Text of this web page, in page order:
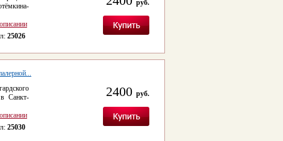
руб.
25026
Санкт-
2400 руб.
25030